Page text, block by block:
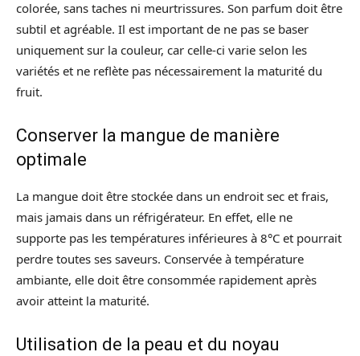
colorée, sans taches ni meurtrissures. Son parfum doit être
subtil et agréable. Il est important de ne pas se baser
uniquement sur la couleur, car celle-ci varie selon les
variétés et ne reflète pas nécessairement la maturité du
fruit.
Conserver la mangue de manière
optimale
La mangue doit être stockée dans un endroit sec et frais,
mais jamais dans un réfrigérateur. En effet, elle ne
supporte pas les températures inférieures à 8°C et pourrait
perdre toutes ses saveurs. Conservée à température
ambiante, elle doit être consommée rapidement après
avoir atteint la maturité.
Utilisation de la peau et du noyau